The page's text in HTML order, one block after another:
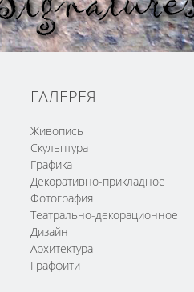
ГАЛЕРЕЯ
Живопись
Скульптура
Графика
Декоративно-прикладное
Фотография
Театрально-декорационное
Дизайн
Архитектура
Граффити